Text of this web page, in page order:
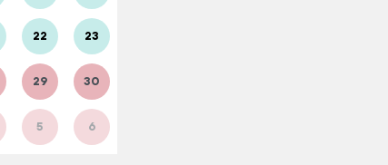
22 23
29 30
5 6